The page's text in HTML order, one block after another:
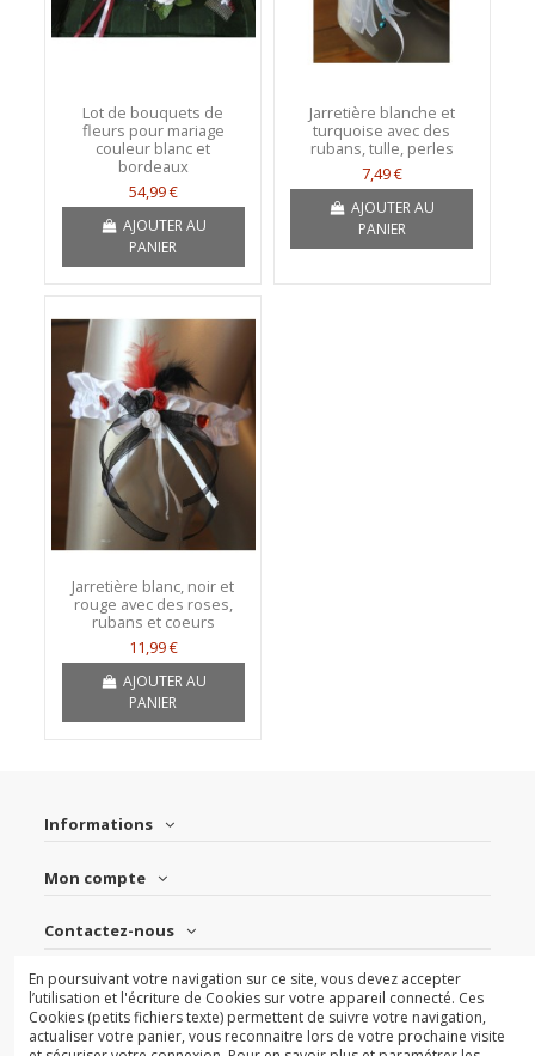
Lot de bouquets de
fleurs pour mariage
couleur blanc et
bordeaux
54,99 €
AJOUTER AU
PANIER
Jarretière blanche et
turquoise avec des
rubans, tulle, perles
7,49 €
AJOUTER AU
PANIER
Jarretière blanc, noir et
rouge avec des roses,
rubans et coeurs
11,99 €
AJOUTER AU
PANIER
Informations
Mon compte
Contactez-nous
Suivez-nous
Newsletter
En poursuivant votre navigation sur ce site, vous devez accepter
l’utilisation et l'écriture de Cookies sur votre appareil connecté. Ces
Cookies (petits fichiers texte) permettent de suivre votre navigation,
actualiser votre panier, vous reconnaitre lors de votre prochaine visite